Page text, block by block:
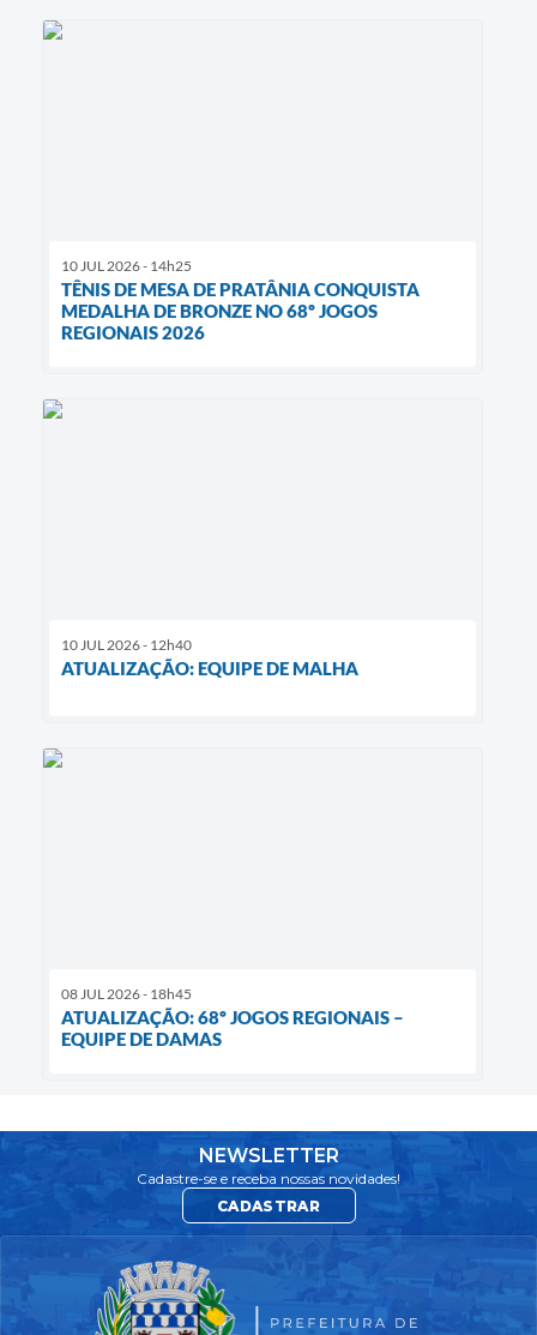
10 JUL 2026 - 14h25
TÊNIS DE MESA DE PRATÂNIA CONQUISTA
MEDALHA DE BRONZE NO 68º JOGOS
REGIONAIS 2026
10 JUL 2026 - 12h40
ATUALIZAÇÃO: EQUIPE DE MALHA
08 JUL 2026 - 18h45
ATUALIZAÇÃO: 68º JOGOS REGIONAIS –
EQUIPE DE DAMAS
NEWSLETTER
Cadastre-se e receba nossas novidades!
CADASTRAR